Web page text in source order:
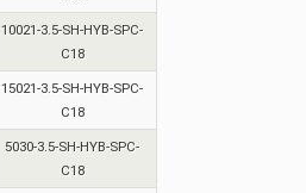
10021-3.5-SH-HYB-SPC-
C18
15021-3.5-SH-HYB-SPC-
C18
5030-3.5-SH-HYB-SPC-
C18